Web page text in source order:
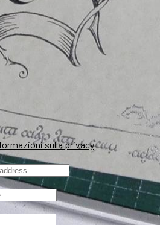
sulla privacy